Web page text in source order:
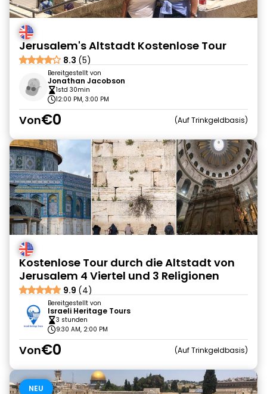
Jerusalem's Altstadt Kostenlose Tour
8.3 (5)
Bereitgestellt von
Jonathan Jacobson
1std 30min
12:00 PM, 3:00 PM
Von€0 Auf Trinkgeldbasis
Kostenlose Tour durch die Altstadt von
Jerusalem 4 Viertel und 3 Religionen
9.9 (4)
Bereitgestellt von
Israeli Heritage Tours
3 stunden
9:30 AM, 2:00 PM
Von€0 Auf Trinkgeldbasis
NEU